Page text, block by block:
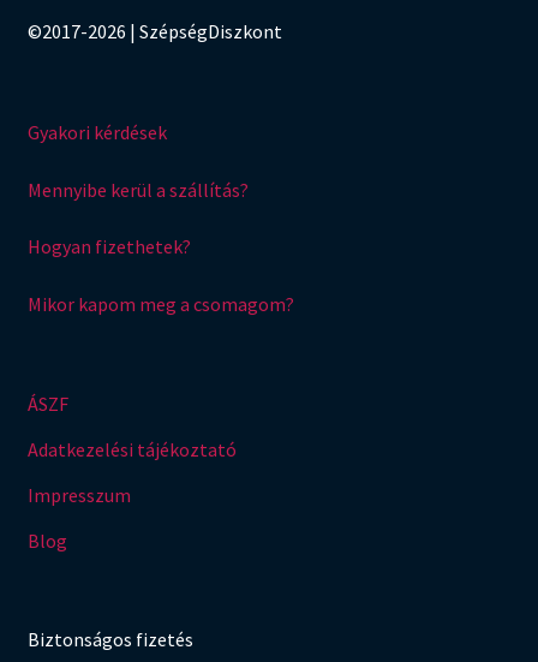
©2017-2026 | SzépségDiszkont
Gyakori kérdések
Mennyibe kerül a szállítás?
Hogyan fizethetek?
Mikor kapom meg a csomagom?
ÁSZF
Adatkezelési tájékoztató
Impresszum
Blog
Biztonságos fizetés